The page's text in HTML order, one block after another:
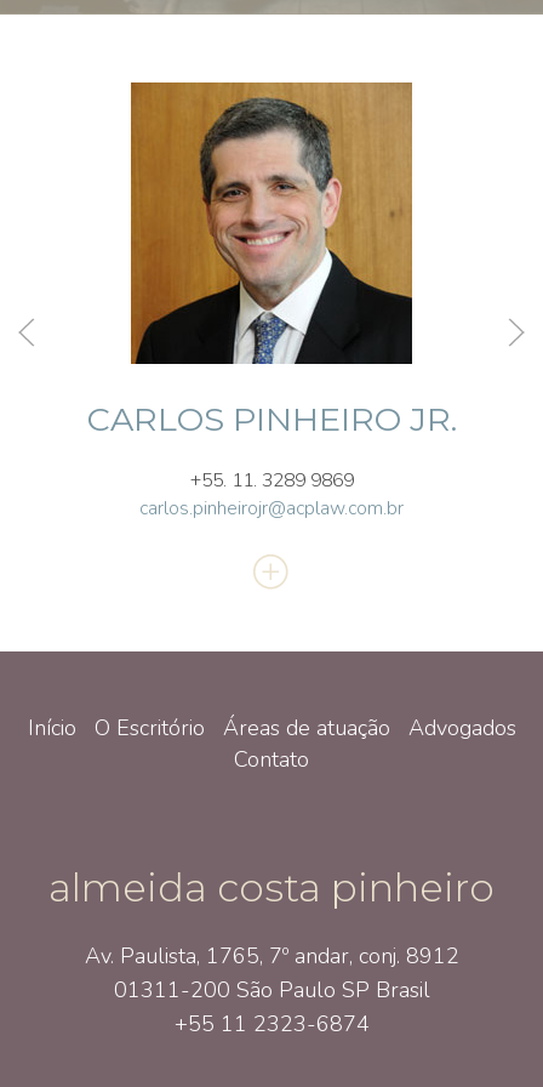
CARLOS PINHEIRO JR.
+55. 11. 3289 9869
carlos.pinheirojr@acplaw.com.br
Início O Escritório Áreas de atuação
Advogados
Contato
almeida costa pinheiro
Av. Paulista, 1765, 7º andar, conj. 8912
01311-200 São Paulo SP Brasil
+55 11 2323-6874